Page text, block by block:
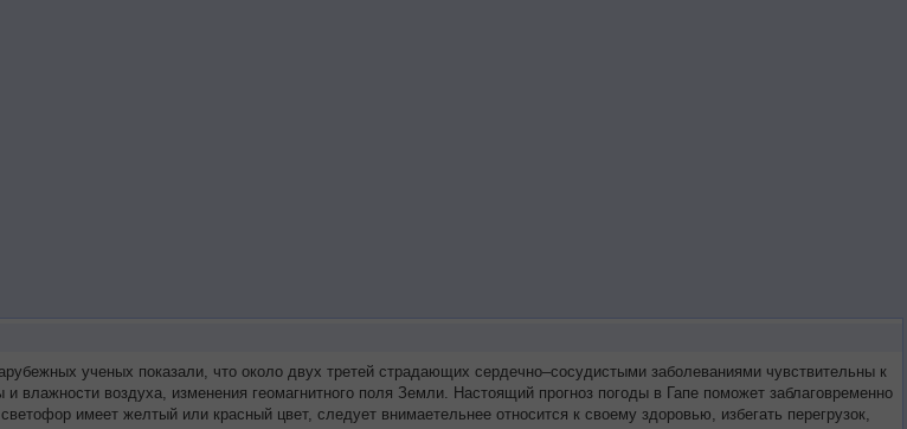
ученых показали, что около двух третей страдающих сердечно–сосудистыми заболеваниями чувствительны к
влажности воздуха, изменения геомагнитного поля Земли. Настоящий прогноз погоды в Гапе поможет заблаговременно
имеет желтый или красный цвет, следует внимаетельнее относится к своему здоровью, избегать перегрузок,